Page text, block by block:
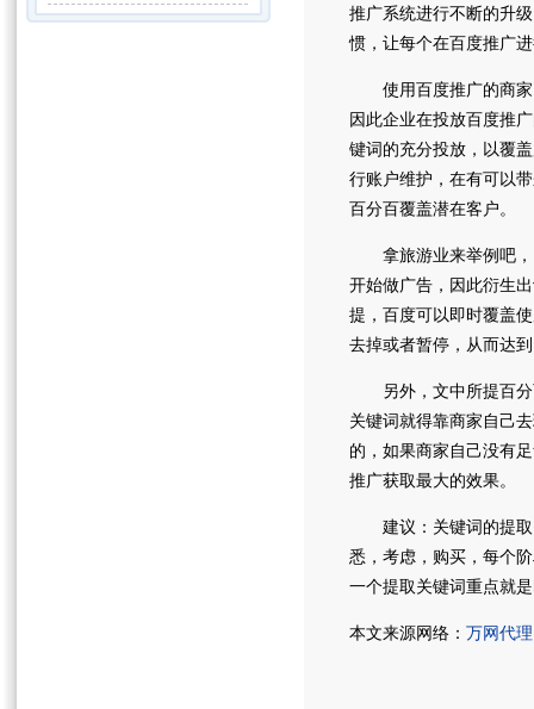
推广系统进行不断的升
惯，让每个在百度推广
使用百度推广的商家
因此企业在投放百度推
键词的充分投放，以覆
行账户维护，在有可以
百分百覆盖潜在客户。
拿旅游业来举例吧，
开始做广告，因此衍生
提，百度可以即时覆盖
去掉或者暂停，从而达
另外，文中所提百分
关键词就得靠商家自己
的，如果商家自己没有
推广获取最大的效果。
建议：关键词的提取
悉，考虑，购买，每个
一个提取关键词重点就
本文来源网络： 万网代理